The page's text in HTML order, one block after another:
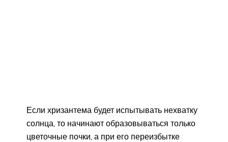
Если хризантема будет испытывать нехватку
солнца, то начинают образовываться только
цветочные почки, а при его переизбытке